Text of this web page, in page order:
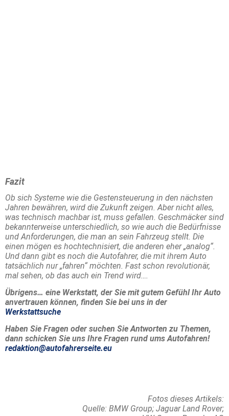
Fazit
Ob sich Systeme wie die Gestensteuerung in den nächsten
Jahren bewähren, wird die Zukunft zeigen. Aber nicht alles,
was technisch machbar ist, muss gefallen. Geschmäcker sind
bekannterweise unterschiedlich, so wie auch die Bedürfnisse
und Anforderungen, die man an sein Fahrzeug stellt. Die
einen mögen es hochtechnisiert, die anderen eher „analog“.
Und dann gibt es noch die Autofahrer, die mit ihrem Auto
tatsächlich nur „fahren“ möchten. Fast schon revolutionär,
mal sehen, ob das auch ein Trend wird….
Übrigens… eine Werkstatt, der Sie mit gutem Gefühl Ihr Auto
anvertrauen können, finden Sie bei uns in der
Werkstattsuche
Haben Sie Fragen oder suchen Sie Antworten zu Themen,
dann schicken Sie uns Ihre Fragen rund ums Autofahren!
redaktion@autofahrerseite.eu
Fotos dieses Artikels:
Quelle: BMW Group; Jaguar Land Rover;